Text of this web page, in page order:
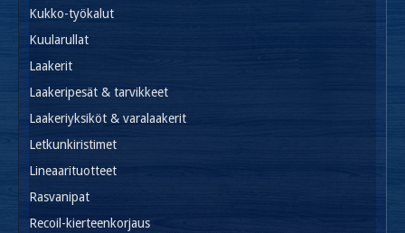
Kukko-työkalut
Kuularullat
Laakerit
Laakeripesät & tarvikkeet
Laakeriyksiköt & varalaakerit
Letkunkiristimet
Lineaarituotteet
Rasvanipat
Recoil-kierteenkorjaus